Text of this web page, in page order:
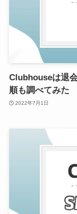
Clubhouseは退
順も調べてみた
2022年7月1日